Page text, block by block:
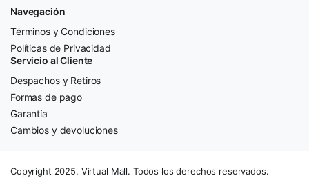
Navegación
Términos y Condiciones
Políticas de Privacidad
Servicio al Cliente
Despachos y Retiros
Formas de pago
Garantía
Cambios y devoluciones
Copyright 2025. Virtual Mall. Todos los derechos reservados.